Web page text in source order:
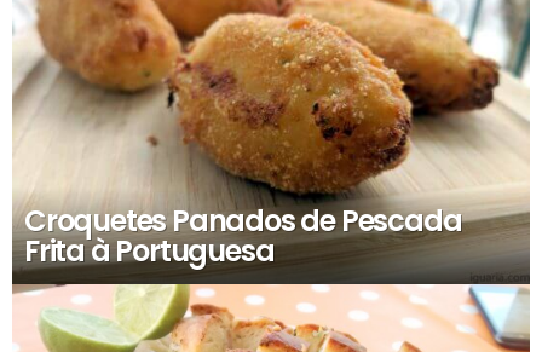
Croquetes Panados de Pescada
Frita à Portuguesa